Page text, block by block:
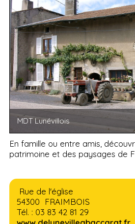
MDT Lunévillois
En famille ou entre amis,
patrimoine et des paysages de
Rue de l'église
54300 FRAIMBOIS
Tél. : 03 83 42 81 29